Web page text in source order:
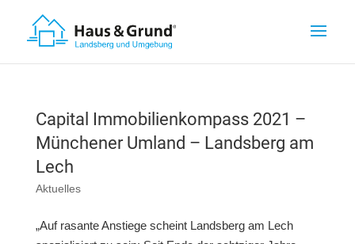
Capital Immobilienkompass 2021 –
Münchener Umland – Landsberg am
Lech
Aktuelles
„Auf rasante Anstiege scheint Landsberg am Lech